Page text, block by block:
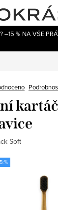
–15 % NA VŠE
Soft